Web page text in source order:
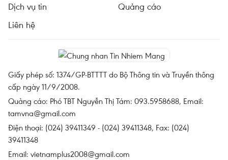
Dịch vụ tin
Quảng cáo
Liên hệ
Giấy phép số: 1374/GP-BTTTT do Bộ Thông tin và Truyền thông
cấp ngày 11/9/2008.
Quảng cáo: Phó TBT Nguyễn Thị Tám: 093.5958688, Email:
tamvna@gmail.com
Điện thoại: (024) 39411349 - (024) 39411348, Fax: (024)
39411348
Email: vietnamplus2008@gmail.com